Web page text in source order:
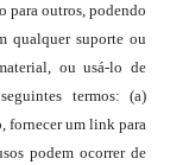
para outros, podendo
qualquer suporte ou
ou usá-lo de
termos: (a)
fornecer um link para
podem ocorrer de